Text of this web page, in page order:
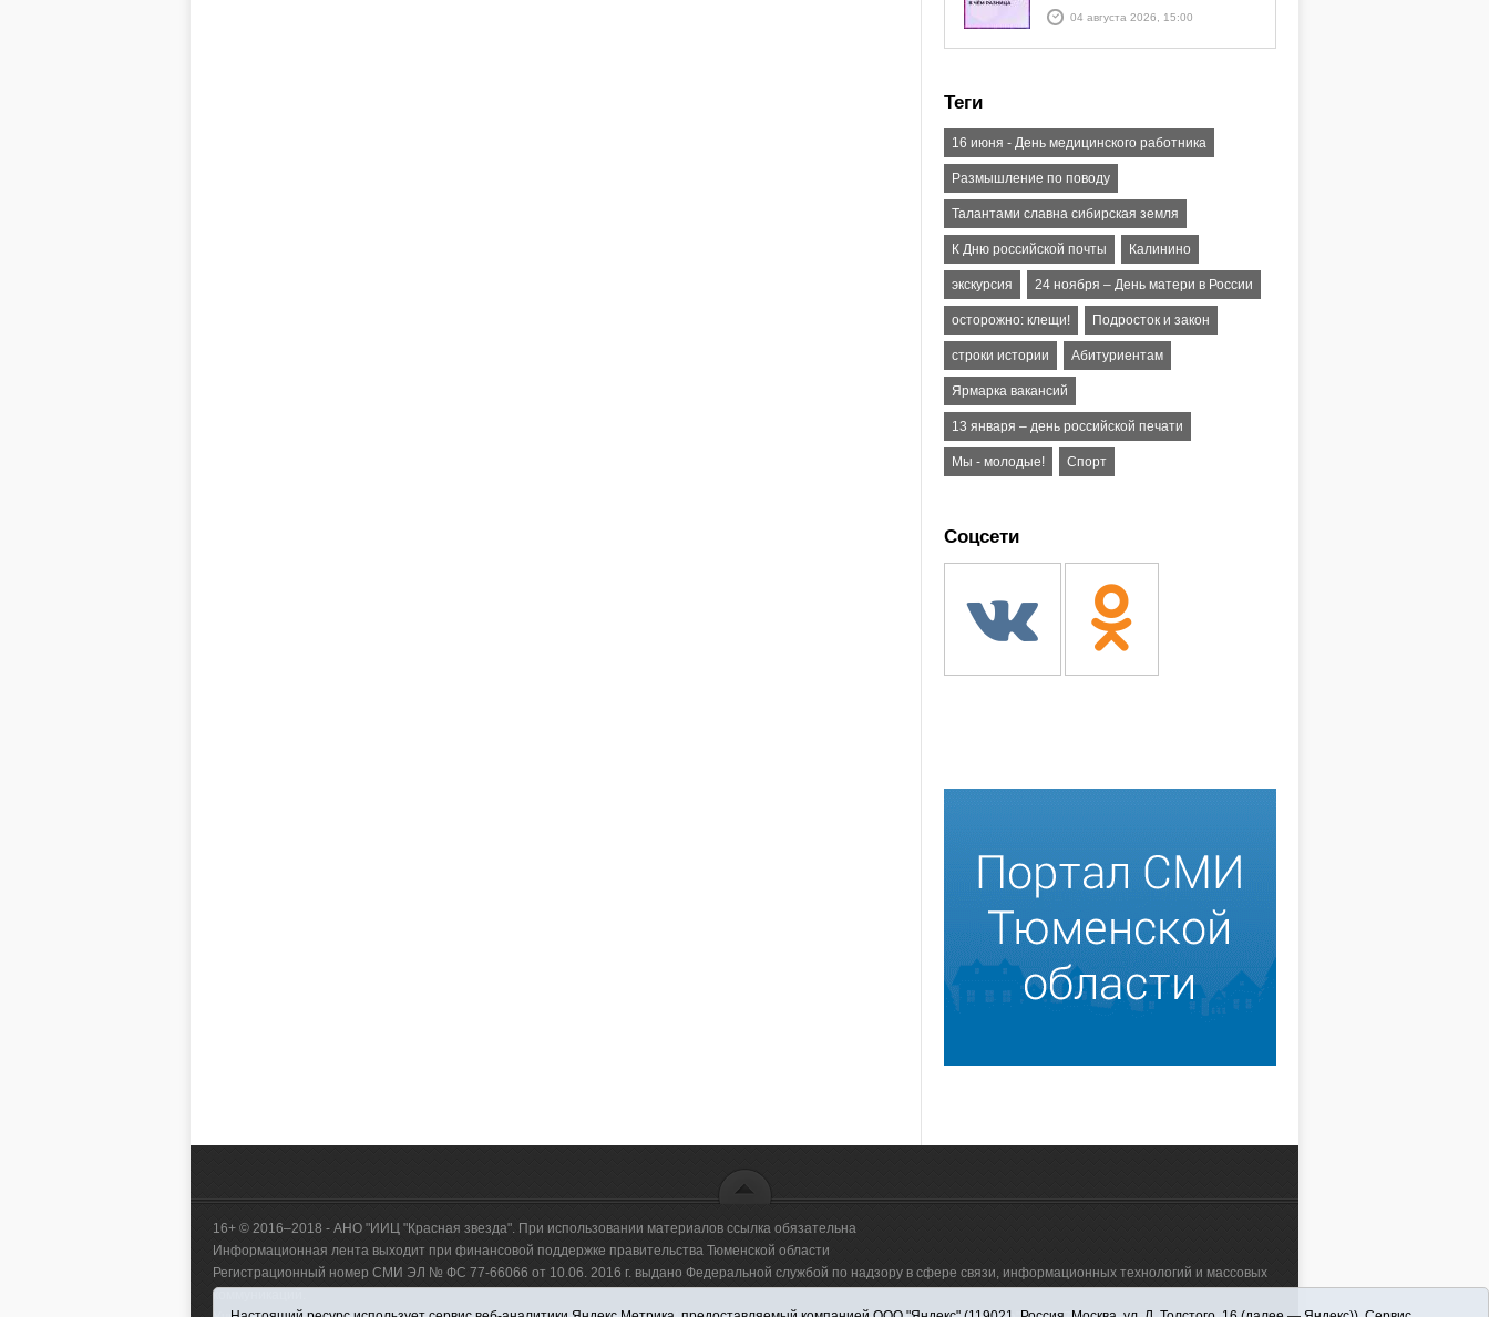
БПЛА опасность" и "Угроза
атаки ракеты или БПЛА"
04 августа 2026, 15:00
Теги
16 июня - День медицинского работника
Размышление по поводу
Талантами славна сибирская земля
К Дню российской почты Калинино
экскурсия 24 ноября – День матери в России
осторожно: клещи! Подросток и закон
строки истории Абитуриентам
Ярмарка вакансий
13 января – день российской печати
Мы - молодые! Спорт
Соцсети
16+ © 2016–2018 - АНО "ИИЦ "Красная звезда". При использовании материалов ссылка обязательна
Информационная лента выходит при финансовой поддержке правительства Тюменской области
Регистрационный номер СМИ ЭЛ № ФС 77-66066 от 10.06. 2016 г. выдано Федеральной службой по надзору в сфере связи, информационных технологий и массовых
коммуникаций.